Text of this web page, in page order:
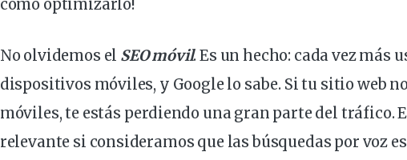
cómo optimizarlo!
No olvidemos el SEO móvil. Es un hecho: cada vez más
dispositivos móviles, y Google lo sabe. Si tu sitioweb
móviles, te estás perdiendo una gran parte del tráfico.
relevante si consideramos que las búsquedas por voz